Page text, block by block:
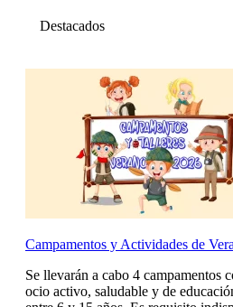
Destacados
Campamentos y Actividades de
Se llevarán a cabo 4 campamentos
ocio activo, saludable y de